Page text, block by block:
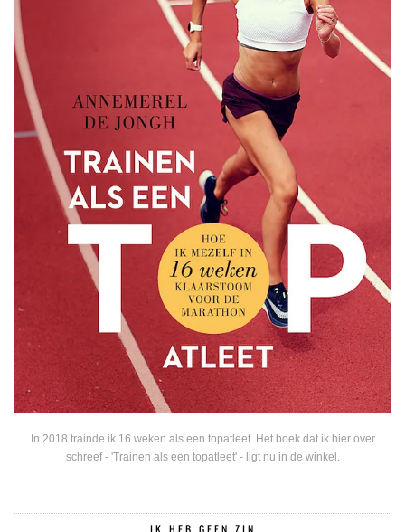
In 2018 trainde ik 16 weken als een topatleet. Het boek dat ik hier over
schreef - 'Trainen als een topatleet' - ligt nu in de winkel.
IK HEB GEEN ZIN